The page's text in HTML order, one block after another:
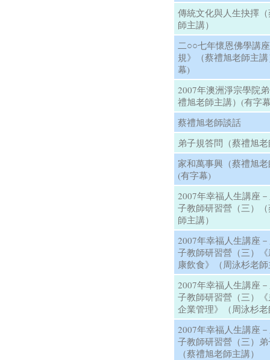
傳統文化與人生抉擇
師主講）
二○○七年懷恩佛學講
規》（蔡禮旭老師主
幕)
2007年澳洲淨宗學院
禮旭老師主講）(有字
蔡禮旭老師談話
弟子規答問（蔡禮旭
家和萬事興（蔡禮旭
(有字幕)
2007年幸福人生講座
子教師研習營（三）
師主講）
2007年幸福人生講座
子教師研習營（三）
康飲食》（周泳杉老
2007年幸福人生講座
子教師研習營（三）
企業管理》（周泳杉
2007年幸福人生講座
子教師研習營（三）
（蔡禮旭老師主講）